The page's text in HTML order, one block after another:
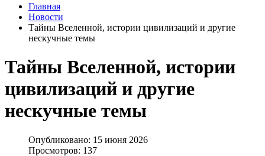
Главная
Новости
Тайны Вселенной, истории цивилизаций и другие
нескучные темы
Тайны Вселенной, истории
цивилизаций и другие
нескучные темы
Опубликовано: 15 июня 2026
Просмотров: 137